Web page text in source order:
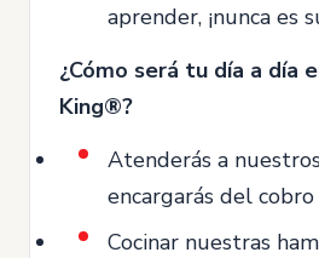
aprender, ¡nunca es
¿Cómo será tu día a día
King®?
Atenderás a
encargarás del cobro
Cocinar nuestras